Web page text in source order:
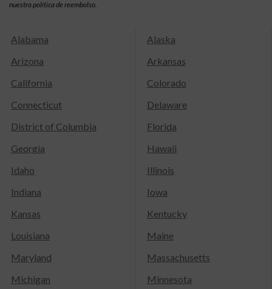
nuestra política de reembolso.
Alabama
Alaska
Arizona
Arkansas
California
Colorado
Connecticut
Delaware
District of Columbia
Florida
Georgia
Hawaii
Idaho
Illinois
Indiana
Iowa
Kansas
Kentucky
Louisiana
Maine
Maryland
Massachusetts
Michigan
Minnesota